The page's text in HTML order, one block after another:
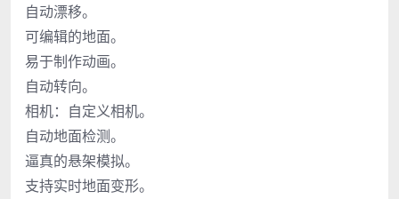
自动漂移。
可编辑的地面。
易于制作动画。
自动转向。
相机：自定义相机。
自动地面检测。
逼真的悬架模拟。
支持实时地面变形。